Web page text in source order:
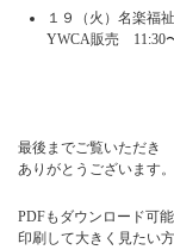
１９（火）名楽福
YWCA販売 11:30
最後までご覧いただき
ありがとうございます。
PDFもダウンロード可能
印刷して大きく見たい